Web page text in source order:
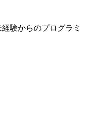
験からのプログラミ